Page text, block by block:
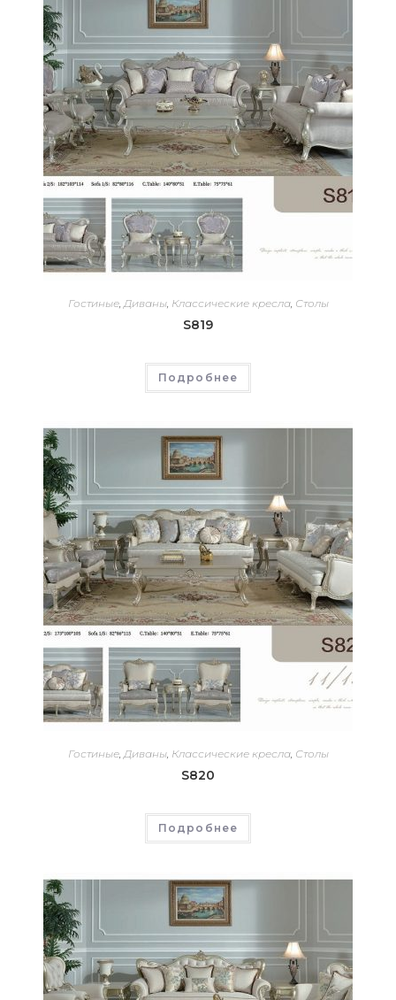
Гостиные, Диваны, Классические кресла, Столы
S819
Подробнее
Гостиные,Диваны, Классические кресла, Столы
S820
Подробнее